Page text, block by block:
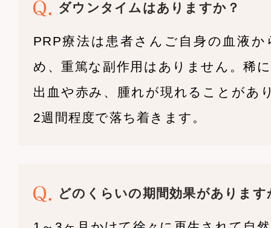
ダウンタイムはありますか？
PRP療法は患者さんご自身の血液
め、重篤な副作用はありません。稀
出血や赤み、腫れが現れることがあ
2週間程度で落ち着きます。
どのくらいの期間効果があります